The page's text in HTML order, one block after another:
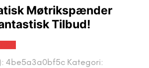
Møtrikspænder
Tilbud!
4be5a3a0bf5c Kategori: